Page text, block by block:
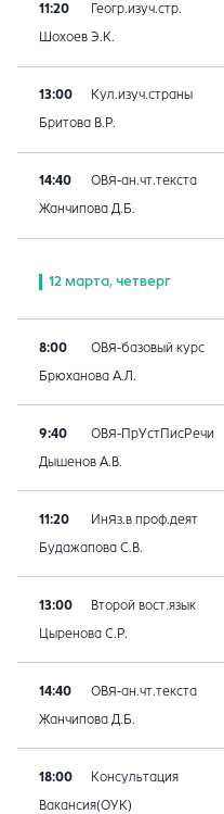
11:20 Геогр.изуч.стр.
Шохоев Э.К.
13:00 Кул.изуч.страны
Бритова В.Р.
14:40 ОВЯ-ан.чт.текста
Жанчипова Д.Б.
12 марта, четверг
8:00 ОВЯ-базовый курс
Брюханова А.Л.
9:40 ОВЯ-ПрУстПисРечи
Дышенов А.В.
11:20 ИнЯз.в проф.деят
Будажапова С.В.
13:00 Второй вост.язык
Цыренова С.Р.
14:40 ОВЯ-ан.чт.текста
Жанчипова Д.Б.
18:00 Консультация
Вакансия(ОУК)